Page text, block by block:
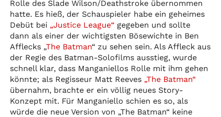
Rolle des Slade Wilson/Deathstroke übernommen
hatte. Es hieß, der Schauspieler habe ein geheimes
Debüt bei „Justice League“ gegeben und sollte
dann als einer der wichtigsten Bösewichte in Ben
Afflecks „The Batman“ zu sehen sein. Als Affleck aus
der Regie des Batman-Solofilms ausstieg, wurde
schnell klar, dass Manganiellos Rolle mit ihm gehen
könnte; als Regisseur Matt Reeves „The Batman“
übernahm, brachte er ein völlig neues Story-
Konzept mit. Für Manganiello schien es so, als
würde die neue Version von „The Batman“ keine